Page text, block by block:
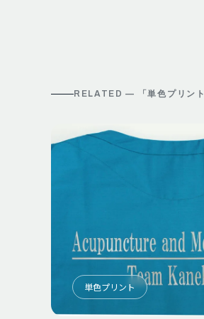
RELATED — 「単色プリント
単色プリント